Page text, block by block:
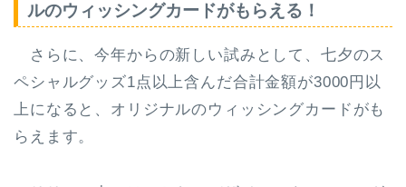
ルのウィッシングカードがもらえる！
さらに、今年からの新しい試みとして、 七夕のス
ペシャルグッズ1点以上含んだ合計金額が3000円以
上になると、オリジナルのウィッシングカード がも
らえます。